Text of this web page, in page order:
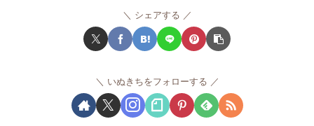
シェアする
いぬきちをフォローする